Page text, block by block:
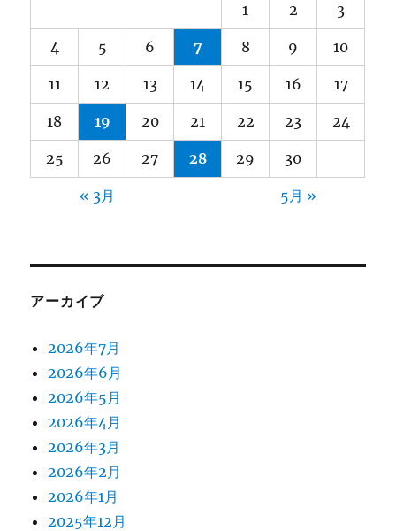
1 2 3
4 5 6 7 8 9 10
11 12 13 14 15 16 17
18 19 20 21 22 23 24
25 26 27 28 29 30
« 3月 5月 »
アーカイブ
2026年7月
2026年6月
2026年5月
2026年4月
2026年3月
2026年2月
2026年1月
2025年12月